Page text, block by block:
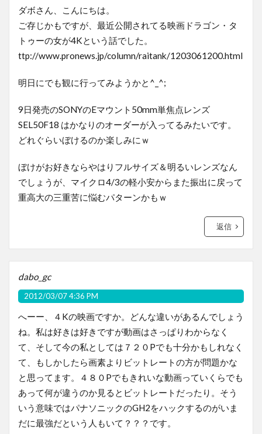
ダボさん、こんにちは。
ご存じかもですが、最近公開されてる映画ドラゴン・タ
トゥーの女が4Kという話でした。
ttp://www.pronews.jp/column/raitank/1203061200.html
明日にでも観に行ってみようかと^_^;
9日発売のSONYのEマウント50mm単焦点レンズ
SEL50F18 はかなりのオーダーが入ってるみたいです。
どれぐらいぼけるのか楽しみにｗ
ぼけがお好きならやはりフルサイズ＆明るいレンズなん
でしょうが、マイクロ4/3の軽小安からまた振出に戻って
重高大の三重苦に悩むパターンかもｗ
返信
dabo_gc
2012/03/07 4:36 PM
へーー、４Kの映画ですか。どんな違いがあるんでしょう
ね。私は好きは好きですが動画はさっぱりわからなく
て、そして今の私としては７２０Pでも十分かもしれなく
て、もしかしたら画素よりビットレートの方が問題かな
と思ってます。４８０Pでもきれいな動画っていくらでも
あって何が違うのか見るとビットレートだったり。そう
いう意味ではパナソニックのGH2をハックするのがいま
だに最強だという人もいて？？？です。